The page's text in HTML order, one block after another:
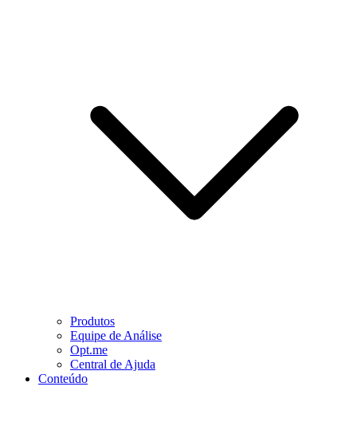
Produtos
Equipe de Análise
Opt.me
Central de Ajuda
Conteúdo